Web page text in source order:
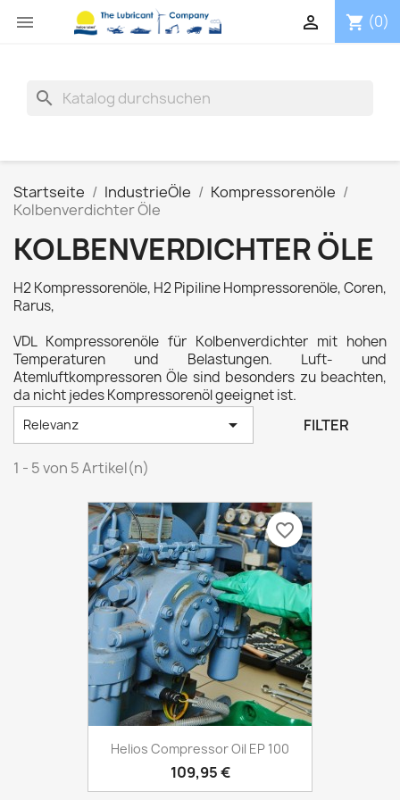
 shopping_cart (0)

search
Startseite IndustrieÖle
Kompressorenöle
Kolbenverdichter Öle
KOLBENVERDICHTER ÖLE
H2 Kompressorenöle, H2 Pipiline Hompressorenöle, Coren,
Rarus,
VDL Kompressorenöle für Kolbenverdichter mit hohen
Temperaturen und Belastungen. Luft- und
Atemluftkompressoren Öle sind besonders zu beachten,
da nicht jedes Kompressorenöl geeignet ist.
Relevanz  FILTER
1 - 5 von 5 Artikel(n)
Helios Compressor Oil EP 100
109,95 €
favorite_border